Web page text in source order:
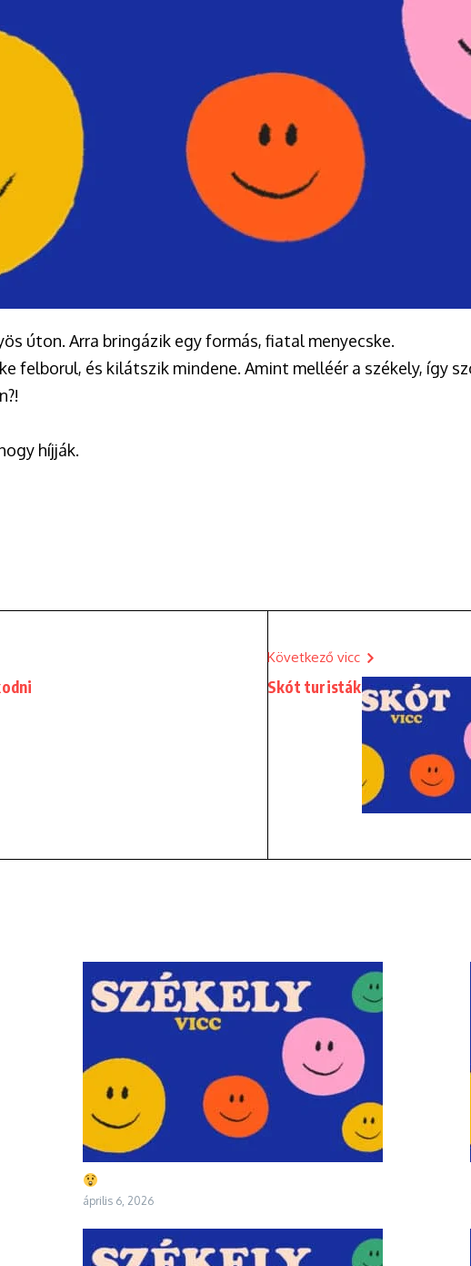
úton. Arra bringázik egy formás, fiatal menyecske.
felborul, és kilátszik mindene. Amint melléér a székely, így
híjják.
Következő vicc
Skót turisták
április 6, 2026